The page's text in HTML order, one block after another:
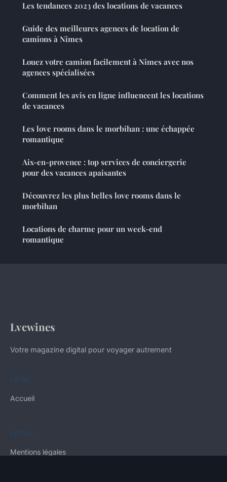
Les tendances 2023 des locations de vacances
Guide des meilleures agences de location de
camions à Nîmes
Louez votre camion facilement à Nîmes avec nos
agences spécialisées
Comment les avis en ligne influencent les locations
de vacances
Les love rooms dans le morbihan : une échappée
romantique
Aix-en-provence : top services de conciergerie
pour des vacances apaisantes
Découvrez les plus belles love rooms dans le
morbihan
Locations de charme pour un week-end
romantique
Lvcwines
Votre magazine digital pour voyager autrement
LIENS
Accueil
LÉGAL
Mentions légales